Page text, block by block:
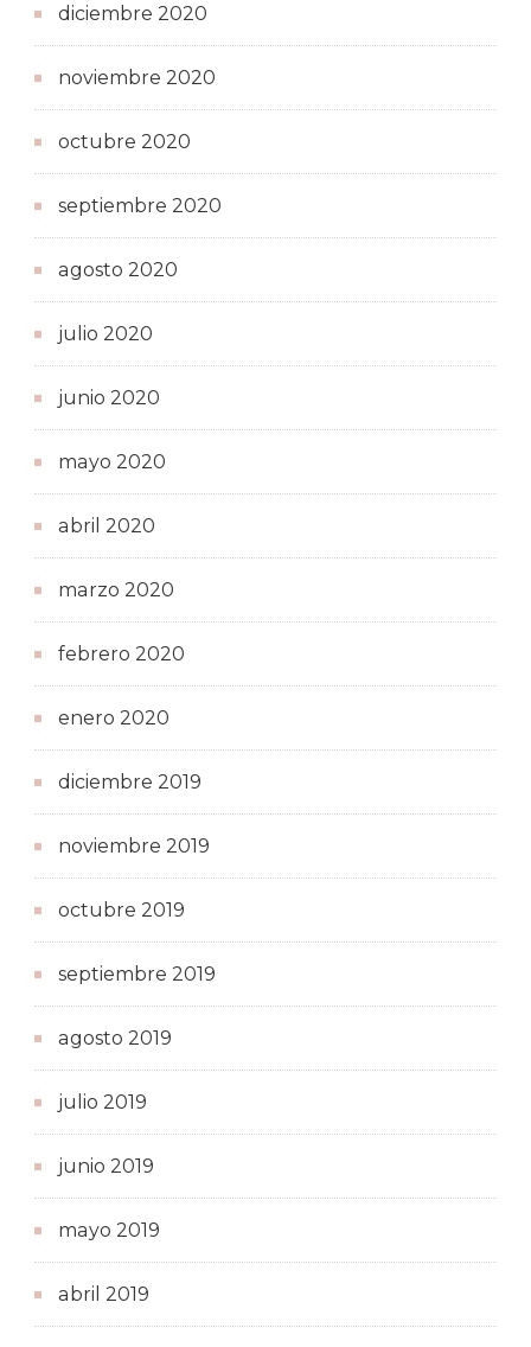
diciembre 2020
noviembre 2020
octubre 2020
septiembre 2020
agosto 2020
julio 2020
junio 2020
mayo 2020
abril 2020
marzo 2020
febrero 2020
enero 2020
diciembre 2019
noviembre 2019
octubre 2019
septiembre 2019
agosto 2019
julio 2019
junio 2019
mayo 2019
abril 2019